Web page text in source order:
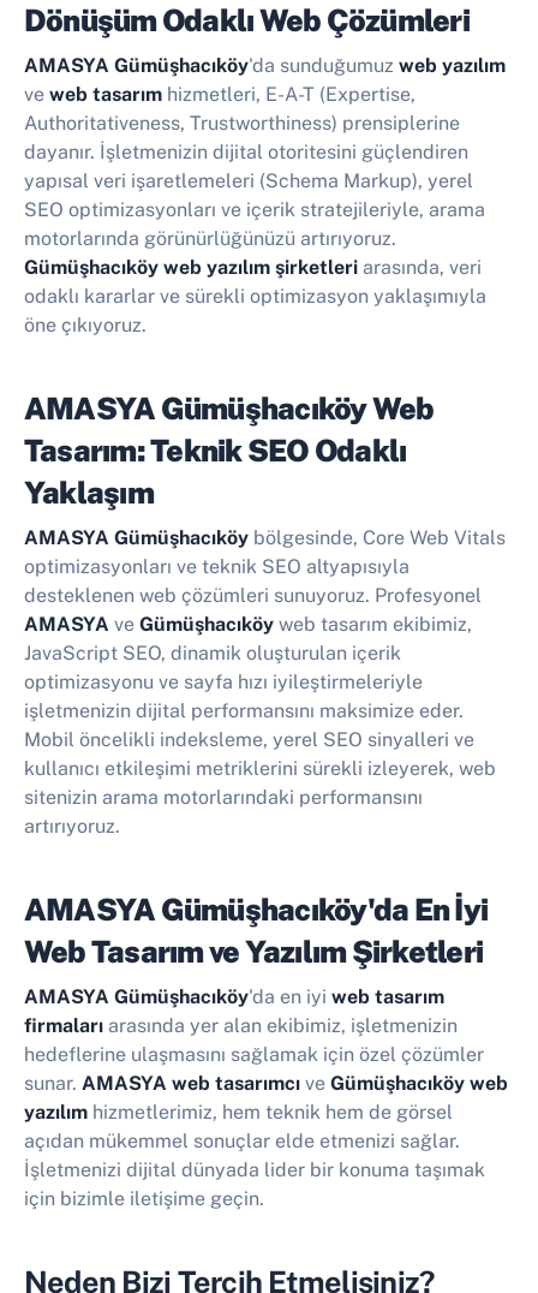
Dönüşüm Odaklı Web Çözümleri
AMASYA Gümüşhacıköy'da sunduğumuz web yazılım
ve web tasarım hizmetleri, E-A-T (Expertise,
Authoritativeness, Trustworthiness) prensiplerine
dayanır. İşletmenizin dijital otoritesini güçlendiren
yapısal veri işaretlemeleri (Schema Markup), yerel
SEO optimizasyonları ve içerik stratejileriyle, arama
motorlarında görünürlüğünüzü artırıyoruz.
Gümüşhacıköy web yazılım şirketleri arasında, veri
odaklı kararlar ve sürekli optimizasyon yaklaşımıyla
öne çıkıyoruz.
AMASYA Gümüşhacıköy Web
Tasarım: Teknik SEO Odaklı
Yaklaşım
AMASYA Gümüşhacıköy bölgesinde, Core Web Vitals
optimizasyonları ve teknik SEO altyapısıyla
desteklenen web çözümleri sunuyoruz. Profesyonel
AMASYA ve Gümüşhacıköy web tasarım ekibimiz,
JavaScript SEO, dinamik oluşturulan içerik
optimizasyonu ve sayfa hızı iyileştirmeleriyle
işletmenizin dijital performansını maksimize eder.
Mobil öncelikli indeksleme, yerel SEO sinyalleri ve
kullanıcı etkileşimi metriklerini sürekli izleyerek, web
sitenizin arama motorlarındaki performansını
artırıyoruz.
AMASYA Gümüşhacıköy'da En İyi
Web Tasarım ve Yazılım Şirketleri
AMASYA Gümüşhacıköy'da en iyi web tasarım
firmaları arasında yer alan ekibimiz, işletmenizin
hedeflerine ulaşmasını sağlamak için özel çözümler
sunar. AMASYA web tasarımcı ve Gümüşhacıköy web
yazılım hizmetlerimiz, hem teknik hem de görsel
açıdan mükemmel sonuçlar elde etmenizi sağlar.
İşletmenizi dijital dünyada lider bir konuma taşımak
için bizimle iletişime geçin.
Neden Bizi Tercih Etmelisiniz?